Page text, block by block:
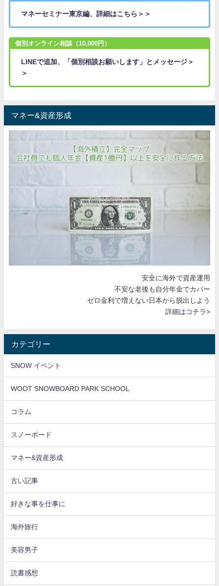
マネーセミナー東京編、詳細はこちら＞＞
個別オンライン相談（10,000円）
LINEで追加、「個別相談お願いします」とメッセージ＞
＞
マネー&資産形成
安全に海外で資産運用
不安な老後も自分年金でカバー
ゼロ金利で増えない日本から脱出しよう
詳細はコチラ>
カテゴリー
SNOW イベント
WOOT SNOWBOARD PARK SCHOOL
コラム
スノーボード
マネー&資産形成
古い記事
好きな事を仕事に
海外旅行
美容男子
読書感想